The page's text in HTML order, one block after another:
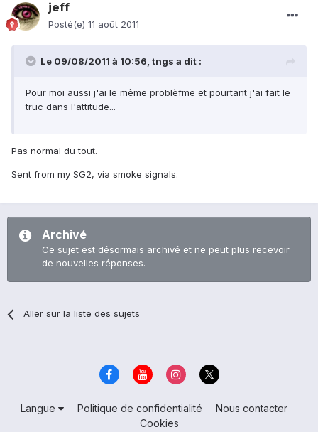
jeff
Posté(e) 11 août 2011
Le 09/08/2011 à 10:56, tngs a dit :
Pour moi aussi j'ai le même problèfme et pourtant j'ai fait le
truc dans l'attitude...
Pas normal du tout.
Sent from my SG2, via smoke signals.
Archivé
Ce sujet est désormais archivé et ne peut plus recevoir
de nouvelles réponses.
Aller sur la liste des sujets
Langue Politique de confidentialité
Nous contacter
Cookies